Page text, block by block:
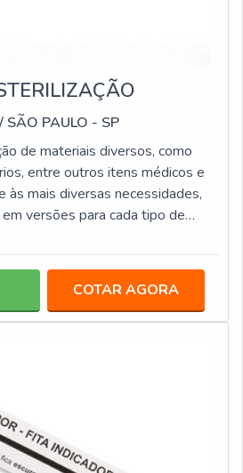
/ SÃO PAULO - SP
de materiais diversos, como
entre outros itens médicos e
às mais diversas necessidades,
versões para cada tipo de
etileno.Os rolos para
bilaminado, que são inseridos em
Este tipo de embalagem conta
COTAR AGORA